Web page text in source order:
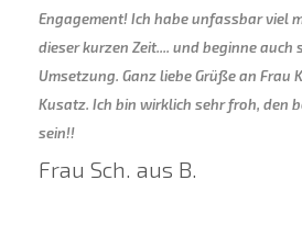
Engagement! Ich habe unfassbar viel
dieser kurzen Zeit.... und beginne auch
Umsetzung. Ganz liebe Grüße an Frau
Kusatz. Ich bin wirklich sehr froh, den
sein!!
Frau Sch. aus B.